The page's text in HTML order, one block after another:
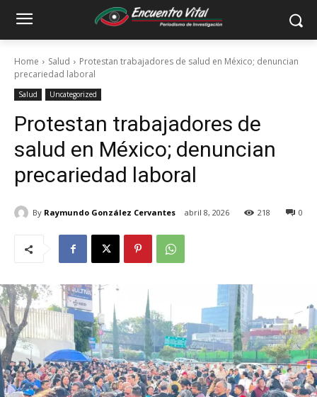
Home Salud
Protestan trabajadores de salud en México; denuncian
precariedad laboral
Salud Uncategorized
Protestan trabajadores de
salud en México; denuncian
precariedad laboral
By Raymundo González Cervantes abril 8, 2026 0
218